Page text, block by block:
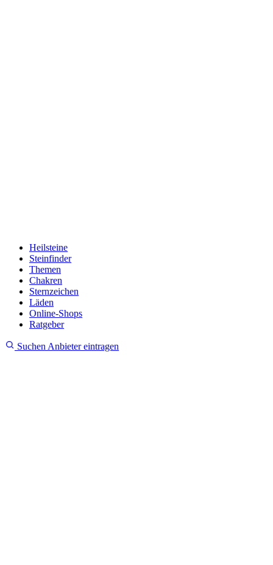
Heilsteine
Steinfinder
Themen
Chakren
Sternzeichen
Läden
Online-Shops
Ratgeber
Suchen Anbieter eintragen